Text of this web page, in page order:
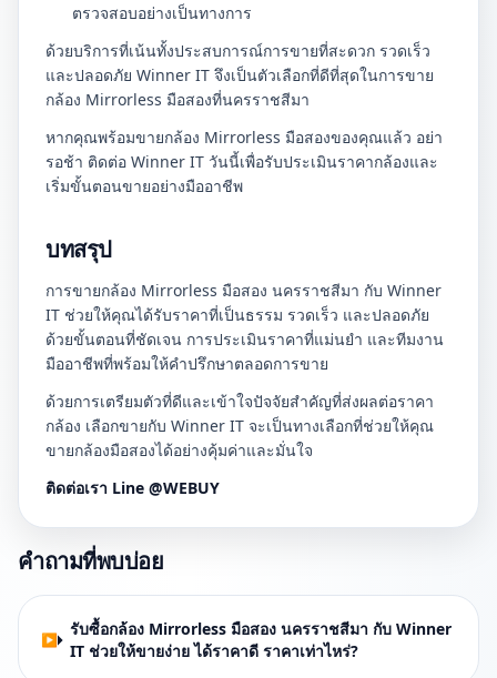
ตรวจสอบอย่างเป็นทางการ
ด้วยบริการที่เน้นทั้งประสบการณ์การขายที่สะดวก รวดเร็ว
และปลอดภัย Winner IT จึงเป็นตัวเลือกที่ดีที่สุดในการขาย
กล้อง Mirrorless มือสองที่นครราชสีมา
หากคุณพร้อมขายกล้อง Mirrorless มือสองของคุณแล้ว อย่า
รอช้า ติดต่อ Winner IT วันนี้เพื่อรับประเมินราคากล้องและ
เริ่มขั้นตอนขายอย่างมืออาชีพ
บทสรุป
การขายกล้อง Mirrorless มือสอง นครราชสีมา กับ Winner
IT ช่วยให้คุณได้รับราคาที่เป็นธรรม รวดเร็ว และปลอดภัย
ด้วยขั้นตอนที่ชัดเจน การประเมินราคาที่แม่นยำ และทีมงาน
มืออาชีพที่พร้อมให้คำปรึกษาตลอดการขาย
ด้วยการเตรียมตัวที่ดีและเข้าใจปัจจัยสำคัญที่ส่งผลต่อราคา
กล้อง เลือกขายกับ Winner IT จะเป็นทางเลือกที่ช่วยให้คุณ
ขายกล้องมือสองได้อย่างคุ้มค่าและมั่นใจ
ติดต่อเรา Line @WEBUY
คำถามที่พบบ่อย
รับซื้อกล้อง Mirrorless มือสอง นครราชสีมา กับ Winner
IT ช่วยให้ขายง่าย ได้ราคาดี ราคาเท่าไหร่?